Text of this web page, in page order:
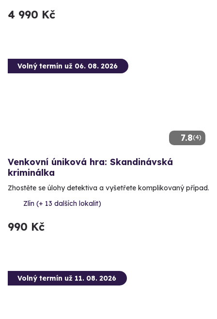
4 990 Kč
7.8(4)
Volný termín už 06. 08. 2026
Venkovní úniková hra: Skandinávská
kriminálka
Zhostěte se úlohy detektiva a vyšetřete komplikovaný případ.
Zlín (+ 13 dalších lokalit)
990 Kč
Volný termín už 11. 08. 2026